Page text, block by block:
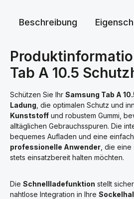
Beschreibung
Tab A 10.5
Schützen Sie Ihr Samsung Tab A
Ladung , die optimalen Schutz und
Kunststoff und robustem Gummi,
alltäglichen Gebrauchsspuren. Die
bequemes Aufladen und eine
professionelle Anwender , die
stets einsatzbereit halten möchten.
Die Schnellladefunktion stellt
nahtlose Integration in Ihre